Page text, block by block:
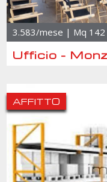
3.583/mese | Mq
Ufficio -
AFFITTO